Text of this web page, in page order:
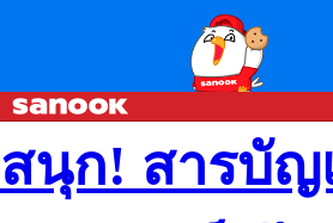
สนุก! สารบัญ